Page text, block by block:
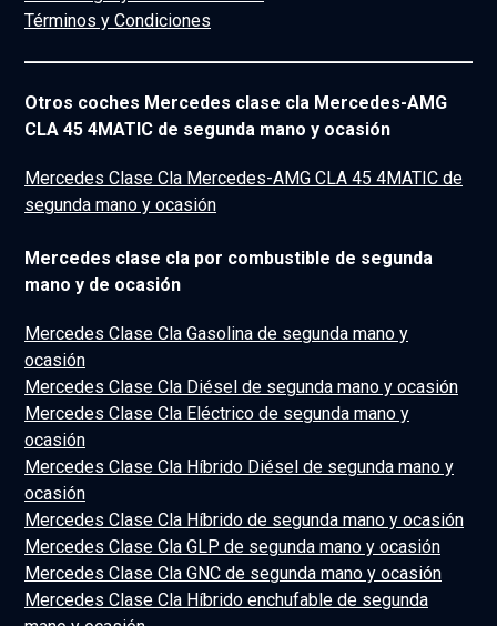
Términos y Condiciones
Otros coches Mercedes clase cla Mercedes-AMG
CLA 45 4MATIC de segunda mano y ocasión
Mercedes Clase Cla Mercedes-AMG CLA 45 4MATIC de
segunda mano y ocasión
Mercedes clase cla por combustible de segunda
mano y de ocasión
Mercedes Clase Cla Gasolina de segunda mano y
ocasión
Mercedes Clase Cla Diésel de segunda mano y ocasión
Mercedes Clase Cla Eléctrico de segunda mano y
ocasión
Mercedes Clase Cla Híbrido Diésel de segunda mano y
ocasión
Mercedes Clase Cla Híbrido de segunda mano y ocasión
Mercedes Clase Cla GLP de segunda mano y ocasión
Mercedes Clase Cla GNC de segunda mano y ocasión
Mercedes Clase Cla Híbrido enchufable de segunda